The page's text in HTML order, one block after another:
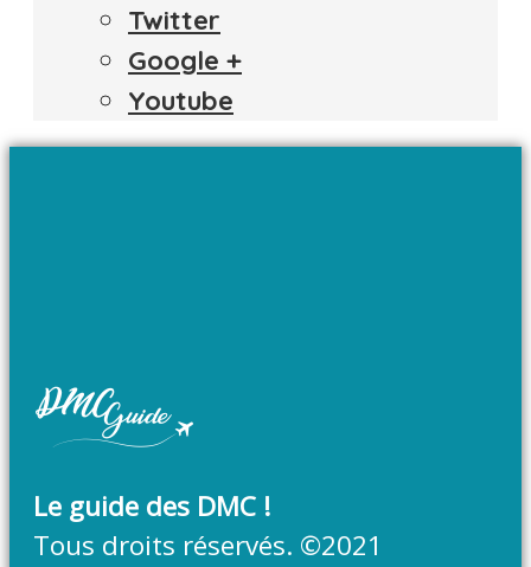
Twitter
Google +
Youtube
Le guide des DMC !
Tous droits réservés. ©2021